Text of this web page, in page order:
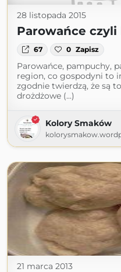
28 listopada 2015
Parowańce czyli
67 0 Zapisz
Parowańce, pampuchy,
region, co gospodyni to
zgodnie twierdzą, że są
drożdżowe (...)
Kolory Smaków
21 marca 2013